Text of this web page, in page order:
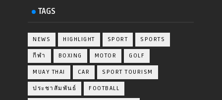
TAGS
NEWS HIGHLIGHT SPORT SPORTS
กีฬา BOXING MOTOR GOLF
MUAY THAI CAR SPORT TOURISM
ประชาสัมพันธ์ FOOTBALL